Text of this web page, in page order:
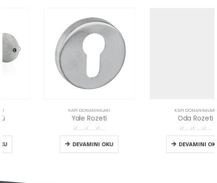
KAPI DONANIMLARI
Yale Rozeti
5 üzerinden
DEVAMINI OKU
KAPI DONANIMLARI
Oda Rozeti
5 üzerinden
DEVAMINI OKU